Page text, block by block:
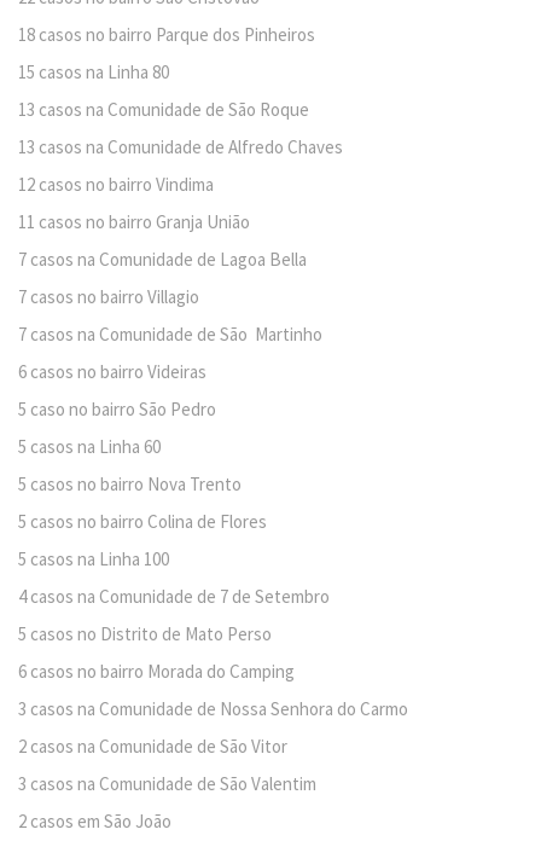
18 casos no bairro Parque dos Pinheiros
15 casos na Linha 80
13 casos na Comunidade de São Roque
13 casos na Comunidade de Alfredo Chaves
12 casos no bairro Vindima
11 casos no bairro Granja União
7 casos na Comunidade de Lagoa Bella
7 casos no bairro Villagio
7 casos na Comunidade de São Martinho
6 casos no bairro Videiras
5 caso no bairro São Pedro
5 casos na Linha 60
5 casos no bairro Nova Trento
5 casos no bairro Colina de Flores
5 casos na Linha 100
4 casos na Comunidade de 7 de Setembro
5 casos no Distrito de Mato Perso
6 casos no bairro Morada do Camping
3 casos na Comunidade de Nossa Senhora do Carmo
2 casos na Comunidade de São Vitor
3 casos na Comunidade de São Valentim
2 casos em São João